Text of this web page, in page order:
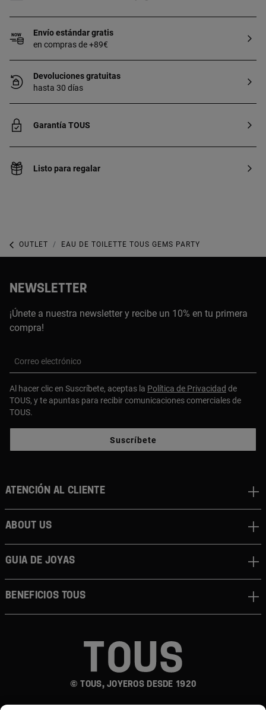
Envío estándar gratis
en compras de +89€
Devoluciones gratuitas
hasta 30 días
Garantía TOUS
Listo para regalar
OUTLET EAU DE TOILETTE TOUS GEMS PARTY
NEWSLETTER
¡Únete a nuestra newsletter y recibe un 10% en tu primera
compra!
Correo electrónico
Al hacer clic en Suscríbete, aceptas la Política de Privacidad de
TOUS, y te apuntas para recibir comunicaciones comerciales de
TOUS.
Suscríbete
© TOUS, JOYEROS DESDE 1920
Atención al cliente
About us
Guia de joyas
Beneficios TOUS